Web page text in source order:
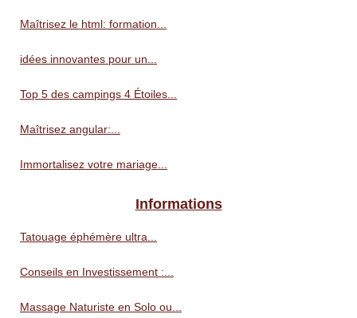
Maîtrisez le html: formation...
idées innovantes pour un...
Top 5 des campings 4 Étoiles...
Maîtrisez angular:...
Immortalisez votre mariage...
Informations
Tatouage éphémère ultra...
Conseils en Investissement :...
Massage Naturiste en Solo ou...